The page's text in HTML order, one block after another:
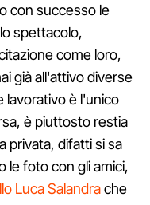
con successo le
spettacolo,
come loro,
già all'attivo diverse
lavorativo è l'unico
è piuttosto restia
privata, difatti si sa
le foto con gli amici,
Luca Salandrache